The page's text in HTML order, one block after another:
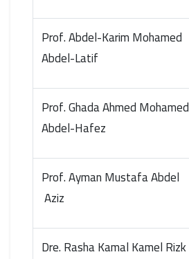
Prof. Abdel-Karim Mohamed
Abdel-Latif
Prof. Ghada Ahmed Mohamed
Abdel-Hafez
Prof. Ayman Mustafa Abdel
Aziz
Dre. Rasha Kamal Kamel Rizk